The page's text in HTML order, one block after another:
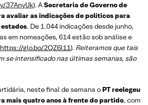
37AnyUk). ASecretaria de Governo de
avaliar as indicações de políticos para
. De 1.044 indicações desde junho,
em nomeações, 614 estão sob análise e
https://glo.bo/2QZ6l11). Reiteramos que tais
se intensificado nas últimas semanas, são
neste final de semana o PT reelegeu
mais quatro anos à frente do partido, com